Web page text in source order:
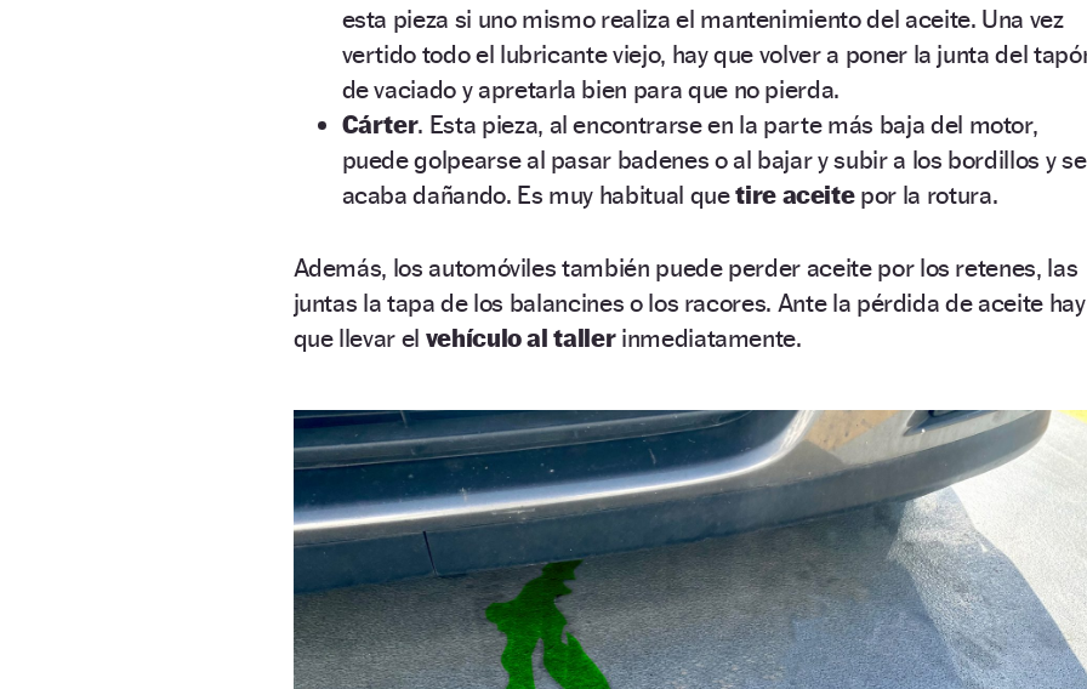
esta pieza si uno mismo realiza el mantenimiento del aceite. Una vez
vertido todo el lubricante viejo, hay que volver a poner la junta del
de vaciado y apretarla bien para que no pierda.
Cárter. Esta pieza, al encontrarse en la parte más baja del motor,
puede golpearse al pasar badenes o al bajar y subir a los bordillos y se
acaba dañando. Es muy habitual quetire aceitepor la rotura.
Además, los automóviles también puede perder aceite por los retenes, las
juntas la tapa de los balancines o los racores. Ante la pérdida de aceite hay
que llevar el vehículo al tallerinmediatamente.